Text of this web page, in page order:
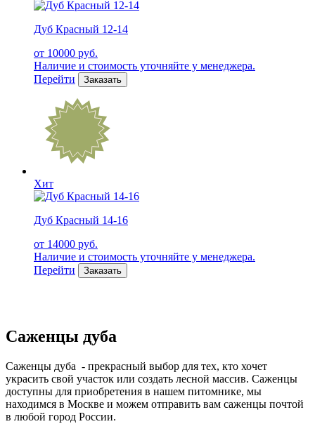
Дуб Красный 12-14
от 10000 руб.
Наличие и стоимость уточняйте у менеджера.
Перейти
Заказать
Хит
Дуб Красный 14-16
от 14000 руб.
Наличие и стоимость уточняйте у менеджера.
Перейти
Заказать
Саженцы дуба
Саженцы дуба - прекрасный выбор для тех, кто хочет
украсить свой участок или создать лесной массив. Саженцы
доступны для приобретения в нашем питомнике, мы
находимся в Москве и можем отправить вам саженцы почтой
в любой город России.